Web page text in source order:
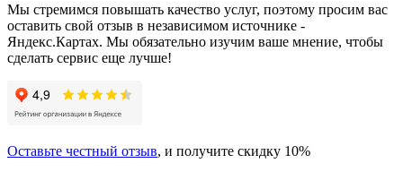
Мы стремимся повышать качество услуг, поэтому просим вас
оставить свой отзыв в независимом источнике -
Яндекс.Картах. Мы обязательно изучим ваше мнение, чтобы
сделать сервис еще лучше!
Оставьте честный отзыв, и получите скидку 10%